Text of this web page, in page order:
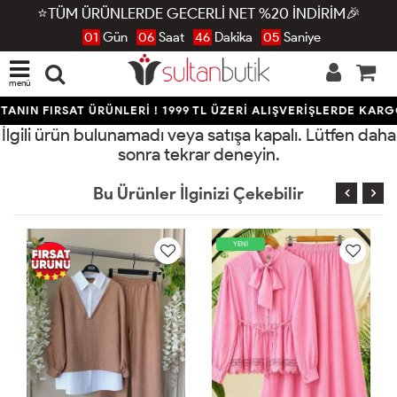
⭐TÜM ÜRÜNLERDE GECERLİ NET %20 İNDİRİM🎉
01 Gün 06 Saat 46 Dakika 05 Saniye
menü
FIRSAT ÜRÜNLERİ ! 1999 TL ÜZERİ ALIŞVERİŞLERDE
İlgili ürün bulunamadı veya satışa kapalı. Lütfen daha
sonra tekrar deneyin.
Bu Ürünler İlginizi Çekebilir
YENİ